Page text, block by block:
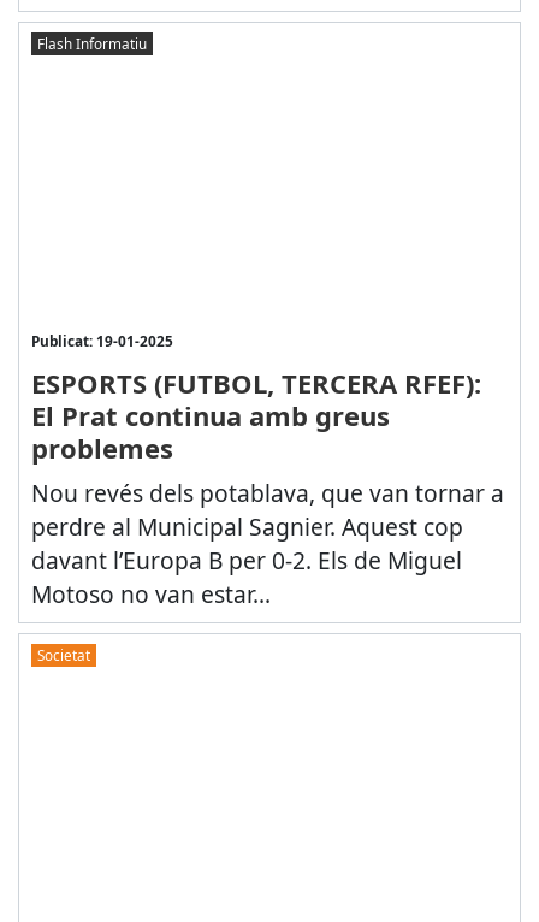
Flash Informatiu
Publicat: 19-01-2025
ESPORTS (FUTBOL, TERCERA RFEF):
El Prat continua amb greus
problemes
Nou revés dels potablava, que van tornar a
perdre al Municipal Sagnier. Aquest cop
davant l’Europa B per 0-2. Els de Miguel
Motoso no van estar...
Societat